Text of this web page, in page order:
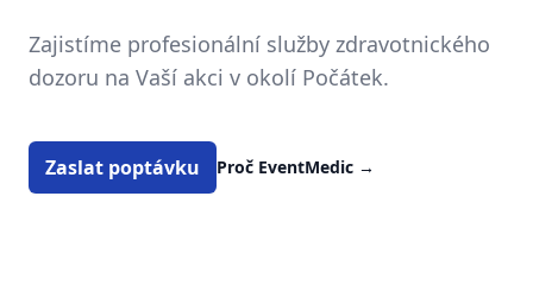
Zajistíme profesionální služby zdravotnického
dozoru na Vaší akci v okolí Počátek.
Zaslat poptávku Proč EventMedic →